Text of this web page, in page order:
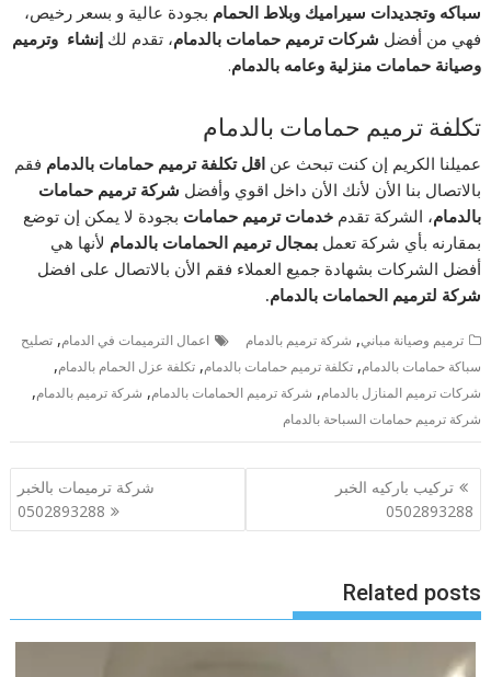
سباكه وتجديدات سيراميك وبلاط الحمام بجودة عالية و بسعر رخيص،
فهي من أفضل شركات ترميم حمامات بالدمام، تقدم لكإنشاء وترميم
وصيانة حمامات منزلية وعامه بالدمام.
تكلفة ترميم حمامات بالدمام
عميلنا الكريم إن كنت تبحث عناقل تكلفة ترميم حمامات بالدمام فقم
بالاتصال بنا الأن لأنك الأن داخل اقوي وأفضل شركة ترميم حمامات
بالدمام، الشركة تقدمخدمات ترميم حمامات بجودة لا يمكن إن توضع
بمقارنه بأي شركة تعملبمجال ترميم الحمامات بالدمام لأنها هي
أفضل الشركات بشهادة جميع العملاء فقم الأن بالاتصال على افضل
شركة لترميم الحمامات بالدمام.
ترميم وصيانة مباني, شركة ترميم بالدمام اعمال الترميمات في الدمام,تصليح
سباكة حمامات بالدمام,تكلفة ترميم حمامات بالدمام,تكلفة عزل الحمام بالدمام,
شركات ترميم المنازل بالدمام, شركة ترميم الحمامات بالدمام, شركة ترميم بالدمام,
شركة ترميم حمامات السباحة بالدمام
تصفّح
المقالات
تركيب باركيه الخبر
0502893288
شركة ترميمات بالخبر
0502893288
Related posts